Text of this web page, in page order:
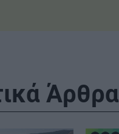
Άρθρα